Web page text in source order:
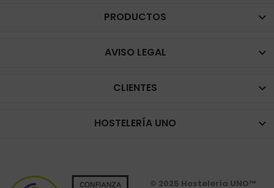
PRODUCTOS 
AVISO LEGAL 
CLIENTES 
HOSTELERÍA UNO 
© 2025 Hostelería UNO™